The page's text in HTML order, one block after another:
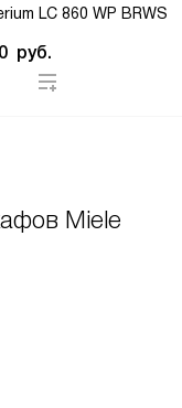
LC 860 WP BRWS
руб.
Miele